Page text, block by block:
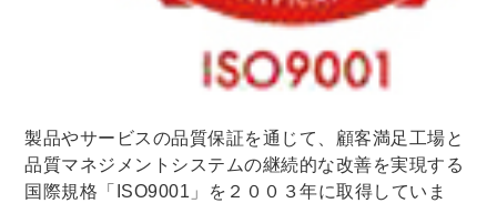
製品やサービスの品質保証を通じて、顧客満足工場と
品質マネジメントシステムの継続的な改善を実現する
国際規格「ISO9001」を２００３年に取得していま